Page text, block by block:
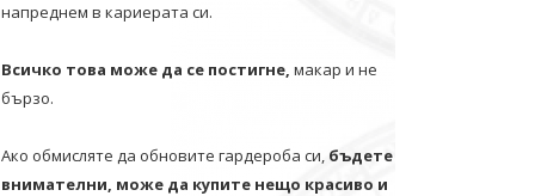
напреднем в кариерата си.
Всичко това може да се постигне, макар и не
бързо.
Ако обмисляте да обновите гардероба си, бъдете
внимателни, може да купите нещо красиво и